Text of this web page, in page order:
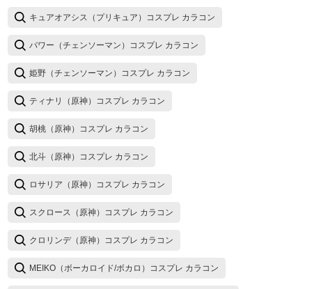
キュアオアシス（プリキュア）コスプレ カラコン
パワー（チェンソーマン）コスプレ カラコン
姫野（チェンソーマン）コスプレ カラコン
ティナリ（原神）コスプレ カラコン
胡桃（原神）コスプレ カラコン
北斗（原神）コスプレ カラコン
ロサリア（原神）コスプレ カラコン
スクロース（原神）コスプレ カラコン
クロリンデ（原神）コスプレ カラコン
MEIKO（ボーカロイド/ボカロ）コスプレ カラコン